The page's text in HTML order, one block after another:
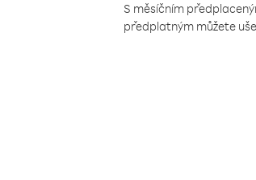
S měsíčním
předplatným můžete